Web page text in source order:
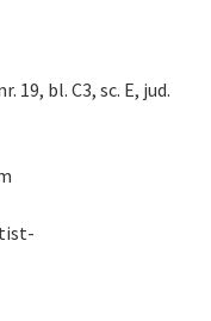
19, bl. C3, sc. E, jud.